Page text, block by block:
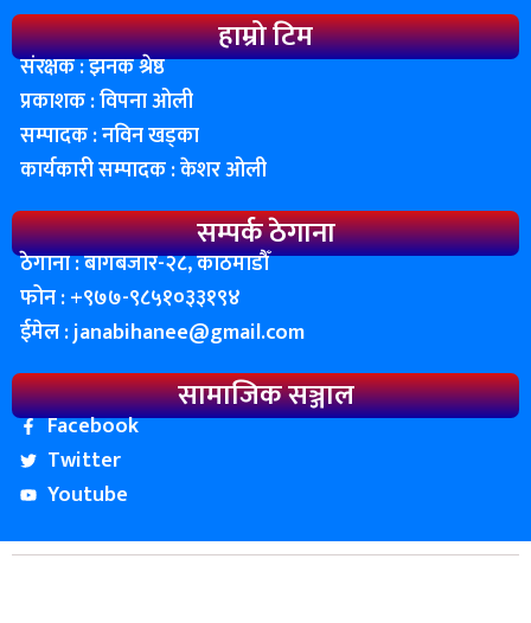
हाम्रो टिम
संरक्षक : झनक श्रेष्ठ
प्रकाशक : विपना ओली
सम्पादक : नविन खड्का
कार्यकारी सम्पादक : केशर ओली
सम्पर्क ठेगाना
ठेगाना : बागबजार-२८, काठमाडाैँ
फोन : ‌+९७७-९८५१०३३१९४
ईमेल :janabihanee@gmail.com
सामाजिक सञ्जाल
Facebook
Twitter
Youtube